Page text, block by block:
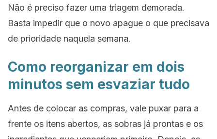
Não é preciso fazer uma triagem demorada.
Basta impedir que o novo apague o que precisava
de prioridade naquela semana.
Como reorganizar em dois
minutos sem esvaziar tudo
Antes de colocar as compras, vale puxar para a
frente os itens abertos, as sobras já prontas e os